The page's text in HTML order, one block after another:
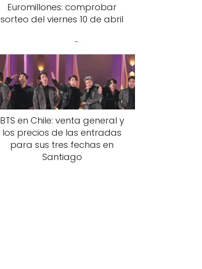
Euromillones: comprobar
sorteo del viernes 10 de abril
BTS en Chile: venta general y
los precios de las entradas
para sus tres fechas en
Santiago